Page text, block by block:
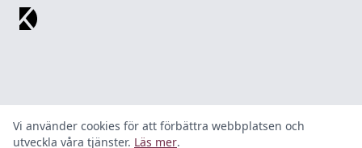
Vi använder cookies för att förbättra webbplatsen och
utveckla våra tjänster. Läs mer.